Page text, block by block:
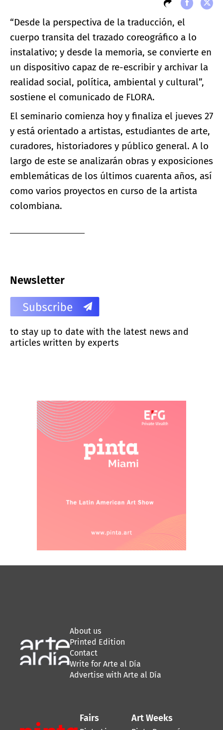
“Desde la perspectiva de la traducción, el
cuerpo transita del trazado coreográfico a lo
instalativo; y desde la memoria, se convierte en
un dispositivo capaz de re-escribir y archivar la
realidad social, política, ambiental y cultural”,
sostiene el comunicado de FLORA.
El seminario comienza hoy y finaliza el jueves 27
y está orientado a artistas, estudiantes de arte,
curadores, historiadores y público general. A lo
largo de este se analizarán obras y exposiciones
emblemáticas de los últimos cuarenta años, así
como varios proyectos en curso de la artista
colombiana.
Newsletter
to stay up to date with the latest news and
articles written by experts
About us
Printed Edition
Contact
Write for Arte al Día
Advertise with Arte al Día
Fairs Art Weeks